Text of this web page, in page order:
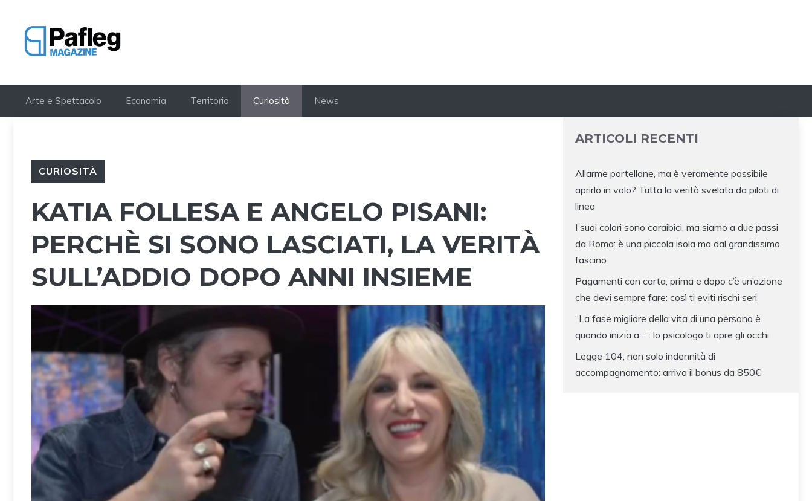
contenuto
Arte e Spettacolo Economia Territorio Curiosità News
CURIOSITÀ
KATIA FOLLESA E ANGELO PISANI:
PERCHÈ SI SONO LASCIATI, LA VERITÀ
SULL’ADDIO DOPO ANNI INSIEME
ARTICOLI RECENTI
Allarme portellone, ma è veramente possibile
aprirlo in volo? Tutta la verità svelata da piloti di
linea
I suoi colori sono caraibici, ma siamo a due passi
da Roma: è una piccola isola ma dal grandissimo
fascino
Pagamenti con carta, prima e dopo c’è un’azione
che devi sempre fare: così ti eviti rischi seri
“La fase migliore della vita di una persona è
quando inizia a…”: lo psicologo ti apre gli occhi
Legge 104, non solo indennità di
accompagnamento: arriva il bonus da 850€